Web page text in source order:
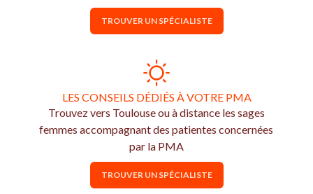
TROUVER UN SPÉCIALISTE
LES CONSEILS DÉDIÉS À VOTRE PMA
Trouvez vers Toulouse ou à distance les sages
femmes accompagnant des patientes concernées
par la PMA
TROUVER UN SPÉCIALISTE